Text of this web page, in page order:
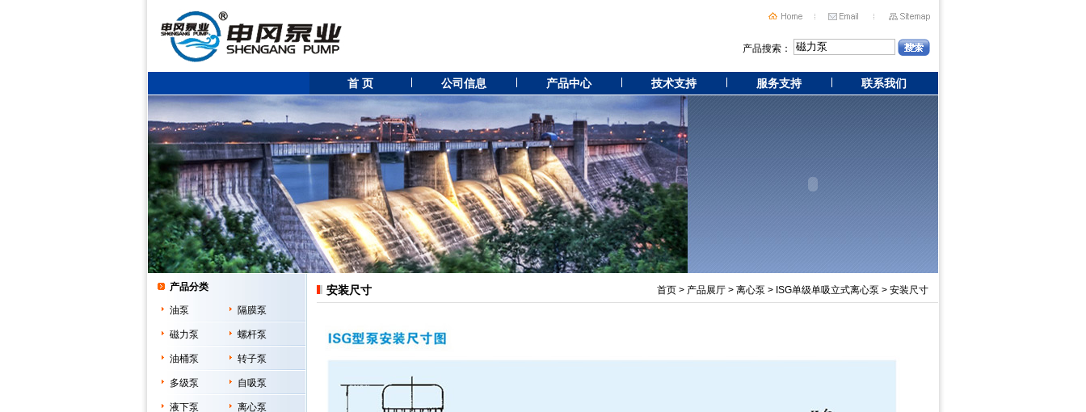
产品搜索：
首 页 公司信息 产品中心 技术支持 服务支持 联系我们
产品分类
油泵 隔膜泵
磁力泵 螺杆泵
油桶泵 转子泵
多级泵 自吸泵
液下泵 离心泵
安装尺寸 首页 > 产品展厅 > 离心泵 > ISG单级单吸立式离心泵 > 安装尺寸